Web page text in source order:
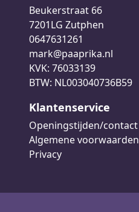
Beukerstraat 66
7201LG Zutphen
0647631261
mark@paaprika.nl
KVK: 76033139
BTW: NL003040736B59
Klantenservice
Openingstijden/contact
Algemene voorwaarden
Privacy